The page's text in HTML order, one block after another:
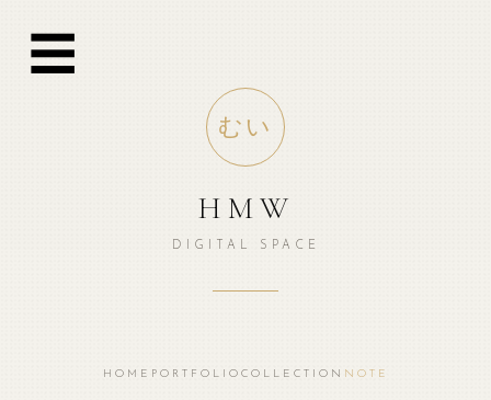
☰
むい
HMW
DIGITAL SPACE
HOME PORTFOLIO COLLECTION NOTE